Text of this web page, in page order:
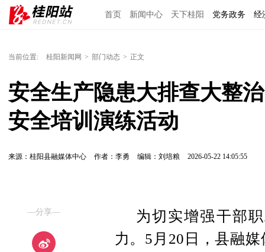
首页 新闻中心 天下桂阳 党务政务 经
当前位置: 桂阳新闻网 > 部门动态 > 正文
安全生产隐患大排查大整
安全培训演练活动
来源：桂阳县融媒体中心 作者：李勇 编辑：刘培粮 2026-05-22 14:05:55
—分享—
为切实增强干部
力。5月20日，县融